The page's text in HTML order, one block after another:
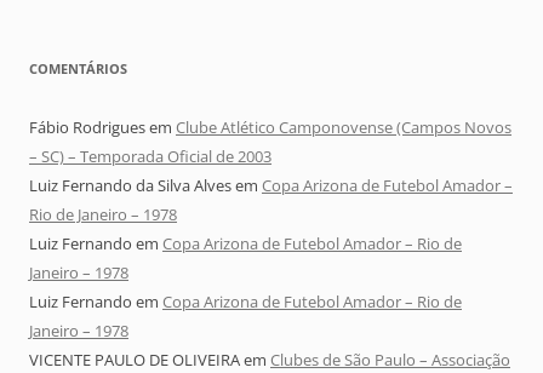
COMENTÁRIOS
Fábio Rodriguesem Clube Atlético Camponovense (Campos Novos
– SC) – Temporada Oficial de 2003
Luiz Fernando da Silva Alvesem Copa Arizona de Futebol Amador –
Rio de Janeiro – 1978
Luiz Fernando em Copa Arizona de Futebol Amador – Rio de
Janeiro – 1978
Luiz Fernando em Copa Arizona de Futebol Amador – Rio de
Janeiro – 1978
VICENTE PAULO DE OLIVEIRAem Clubes de São Paulo – Associação